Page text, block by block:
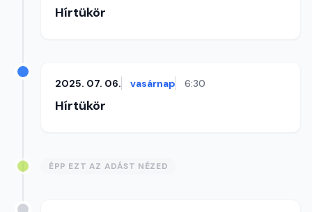
Hírtükör
2025. 07. 06. vasárnap 6:30
Hírtükör
ÉPP EZT AZ ADÁST NÉZED